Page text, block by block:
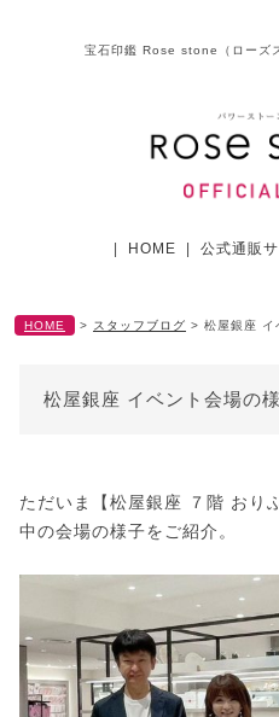
宝石印鑑 Rose stone（ローズ
HOME 公式通販サ
HOME > スタッフブログ > 松屋銀座 イ
松屋銀座 イベント会場の
ただいま【松屋銀座 ７階 おり
中の会場の様子をご紹介。